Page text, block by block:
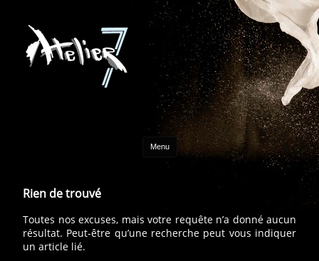
Menu Aller au contenu
Rien de trouvé
Toutes nos excuses, mais votre requête n’a donné aucun
résultat. Peut-être qu’une recherche peut vous indiquer
un article lié.